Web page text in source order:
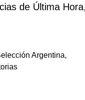
de Última